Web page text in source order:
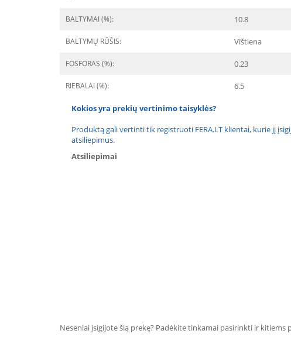
BALTYMAI (%): 10.8
BALTYMŲ RŪŠIS: Vištiena
FOSFORAS (%): 0.23
RIEBALAI (%): 6.5
Kokios yra prekių vertinimo taisyklės?
Produktą gali vertinti tik registruoti FERA.LT klientai, kurie jį
atsiliepimus.
Atsiliepimai
Neseniai įsigijote šią prekę? Padėkite tinkamai pasirinkti ir kitiems